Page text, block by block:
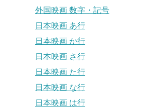
外国映画 数字・記号
日本映画 あ行
日本映画 か行
日本映画 さ行
日本映画 た行
日本映画 な行
日本映画 は行